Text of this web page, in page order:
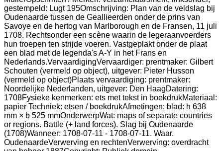
gestempeld: Lugt 195Omschrijving: Plan van de veldslag bij
Oudenaarde tussen de Geallieerden onder de prins van
Savoye en de hertog van Marlborough en de Fransen, 11 juli
1708. Rechtsonder een scène waarin de legeraanvoerders
hun troepen ten strijde voeren. Vastgeplakt onder de plaat
een blad met de legenda's A-Y in het Frans en
Nederlands.VervaardigingVervaardiger: prentmaker: Gilbert
Schouten (vermeld op object), uitgever: Pieter Husson
(vermeld op object)Plaats vervaardiging: prentmaker:
Noordelijke Nederlanden, uitgever: Den HaagDatering:
1708Fysieke kenmerken: ets met tekst in boekdrukMateriaal:
papier Techniek: etsen / boekdrukAfmetingen: blad: h 638
mm × b 525 mmOnderwerpWat: maps of separate countries
or regions. Battle (+ land forces). Slag bij Oudenaarde
(1708)Wanneer: 1708-07-11 - 1708-07-11. Waar.
OudenaardeVerwerving en rechtenVerwerving: overdracht